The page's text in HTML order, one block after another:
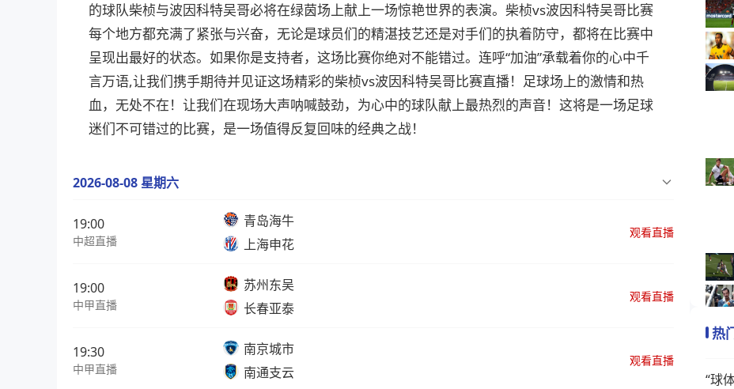
的球队柴桢与波因科特吴哥必将在绿茵场上献上一场惊艳世界的表演。柴桢vs波因科特吴哥比赛
每个地方都充满了紧张与兴奋，无论是球员们的精湛技艺还是对手们的执着防守，都将在比赛中
呈现出最好的状态。如果你是支持者，这场比赛你绝对不能错过。连呼“加油”承载着你的心中千
言万语,让我们携手期待并见证这场精彩的柴桢vs波因科特吴哥比赛直播！足球场上的激情和热
血，无处不在！让我们在现场大声呐喊鼓劲，为心中的球队献上最热烈的声音！这将是一场足球
迷们不可错过的比赛，是一场值得反复回味的经典之战！
2026-08-08 星期六
19:00
中超直播
青岛海牛
上海申花
观看直播
19:00
中甲直播
苏州东吴
长春亚泰
观看直播
19:30
中甲直播
南京城市
南通支云
观看直播
热